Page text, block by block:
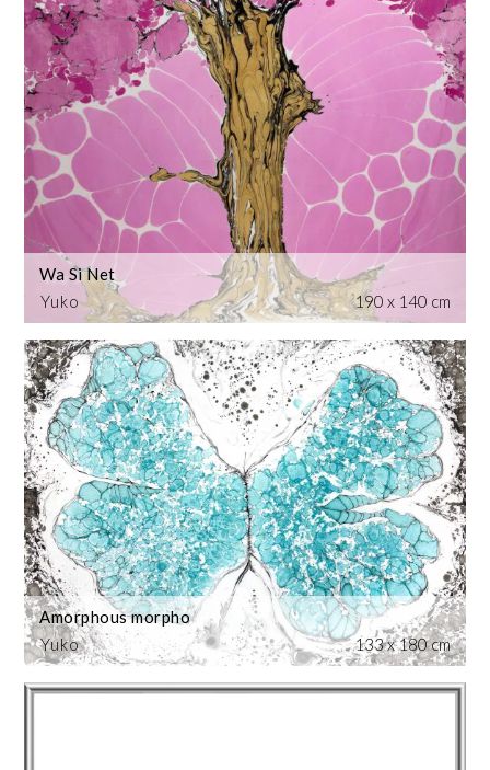
Yuko
Wa Si Net
190 x 140 cm
Yuko
Amorphous morpho
133 x 180 cm